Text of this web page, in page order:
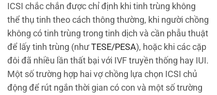
ICSI chắc chắn được chỉ định khi tinh trùng không
thể thụ tinh theo cách thông thường, khi người chồng
không có tinh trùng trong tinh dịch và cần phẫu thuật
để lấy tinh trùng (nhưTESE/PESA), hoặc khi các cặp
đôi đã nhiều lần thất bại với IVF truyền thống hay IUI.
Một số trường hợp hai vợ chồng lựa chọn ICSI chủ
động để rút ngắn thời gian có con và một số trường